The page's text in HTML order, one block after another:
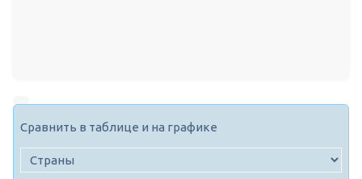
Сравнить в таблице и на графике